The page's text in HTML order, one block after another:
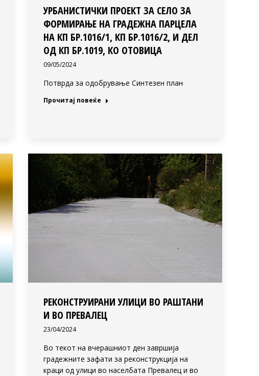
УРБАНИСТИЧКИ ПРОЕКТ ЗА СЕЛО ЗА
ФОРМИРАЊЕ НА ГРАДЕЖНА ПАРЦЕЛА
НА КП БР.1016/1, КП БР.1016/2, И ДЕЛ
ОД КП БР.1019, КО ОТОВИЦА
09/05/2024
Потврда за одобрување Синтезен план
Прочитај повеќе
РЕКОНСТРУИРАНИ УЛИЦИ ВО РАШТАНИ
И ВО ПРЕВАЛЕЦ
23/04/2024
Во текот на вчерашниот ден завршија
градежните зафати за реконструкција на
краци од улици во населбата Превалец и во